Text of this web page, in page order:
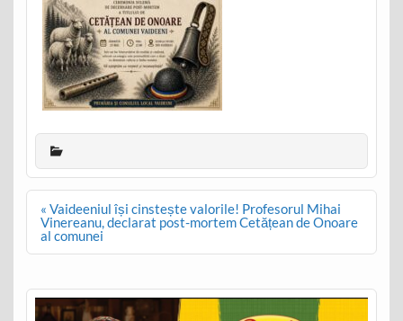
Post
navigation
« Vaideeniul își cinstește valorile! Profesorul Mihai
Vinereanu, declarat post-mortem Cetățean de Onoare
al comunei